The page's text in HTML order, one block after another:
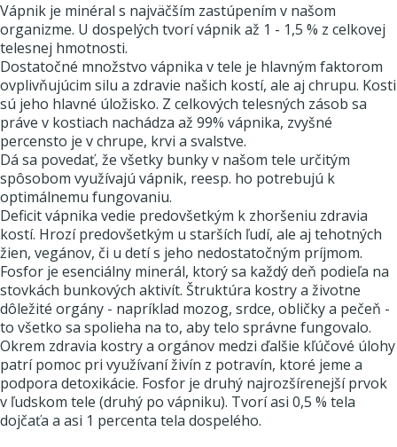
Vápnik je minéral s najväčším zastúpením v našom
organizme. U dospelých tvorí vápnik až 1 - 1,5 % z celkovej
telesnej hmotnosti.
Dostatočné množstvo vápnika v tele je hlavným faktorom
ovplivňujúcim silu a zdravie našich kostí, ale aj chrupu. Kosti
sú jeho hlavné úložisko. Z celkových telesných zásob sa
práve v kostiach nachádza až 99% vápnika, zvyšné
percensto je v chrupe, krvi a svalstve.
Dá sa povedať, že všetky bunky v našom tele určitým
spôsobom využívajú vápnik, reesp. ho potrebujú k
optimálnemu fungovaniu.
Deficit vápnika vedie predovšetkým k zhoršeniu zdravia
kostí. Hrozí predovšetkým u starších ľudí, ale aj tehotných
žien, vegánov, či u detí s jeho nedostatočným príjmom.
Fosfor je esenciálny minerál, ktorý sa každý deň podieľa na
stovkách bunkových aktivít. Štruktúra kostry a životne
dôležité orgány - napríklad mozog, srdce, obličky a pečeň -
to všetko sa spolieha na to, aby telo správne fungovalo.
Okrem zdravia kostry a orgánov medzi ďalšie kľúčové úlohy
patrí pomoc pri využívaní živín z potravín, ktoré jeme a
podpora detoxikácie. Fosfor je druhý najrozšírenejší prvok
v ľudskom tele (druhý po vápniku). Tvorí asi 0,5 % tela
dojčaťa a asi 1 percenta tela dospelého.